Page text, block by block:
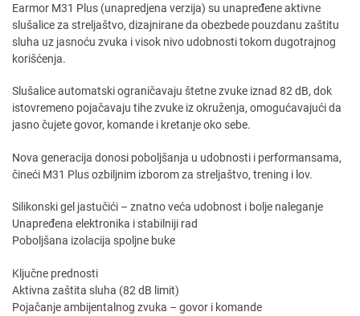
Earmor M31 Plus (unapredjena verzija) su unapređene aktivne
slušalice za streljaštvo, dizajnirane da obezbede pouzdanu zaštitu
sluha uz jasnoću zvuka i visok nivo udobnosti tokom dugotrajnog
korišćenja.
Slušalice automatski ograničavaju štetne zvuke iznad 82 dB, dok
istovremeno pojačavaju tihe zvuke iz okruženja, omogućavajući da
jasno čujete govor, komande i kretanje oko sebe.
Nova generacija donosi poboljšanja u udobnosti i performansama,
čineći M31 Plus ozbiljnim izborom za streljaštvo, trening i lov.
Silikonski gel jastučići – znatno veća udobnost i bolje naleganje
Unapređena elektronika i stabilniji rad
Poboljšana izolacija spoljne buke
Ključne prednosti
Aktivna zaštita sluha (82 dB limit)
Pojačanje ambijentalnog zvuka – govor i komande